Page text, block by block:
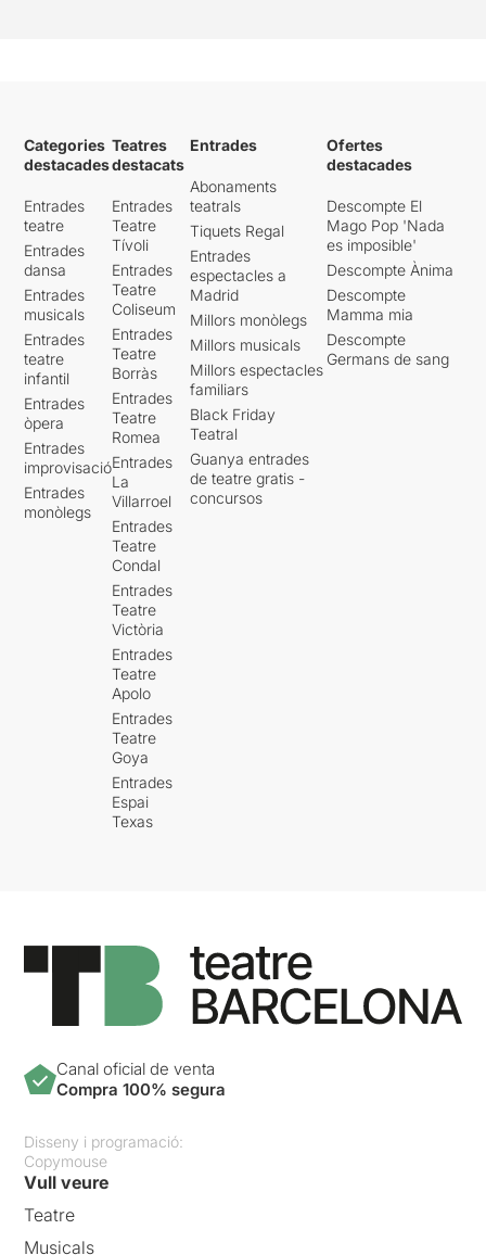
Categories
destacades
Entrades
teatre
Entrades
dansa
Entrades
musicals
Entrades
teatre
infantil
Entrades
òpera
Entrades
improvisació
Entrades
monòlegs
Teatres
destacats
Entrades
Teatre
Tívoli
Entrades
Teatre
Coliseum
Entrades
Teatre
Borràs
Entrades
Teatre
Romea
Entrades
La
Villarroel
Entrades
Teatre
Condal
Entrades
Teatre
Victòria
Entrades
Teatre
Apolo
Entrades
Teatre
Goya
Entrades
Espai
Texas
Entrades
Abonaments
teatrals
Tiquets Regal
Entrades
espectacles a
Madrid
Millors monòlegs
Millors musicals
Millors espectacles
familiars
Black Friday
Teatral
Guanya entrades
de teatre gratis -
concursos
Ofertes
destacades
Descompte El
Mago Pop 'Nada
es imposible'
Descompte Ànima
Descompte
Mamma mia
Descompte
Germans de sang
Canal oficial de venta
Compra 100% segura
Disseny i programació:
Copymouse
Vull veure
Teatre
Musicals